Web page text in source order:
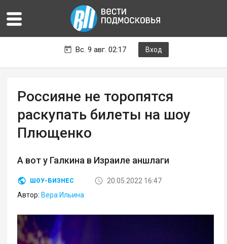
Вс. 9 авг. 02:17 Вход
Россияне не торопятся
раскупать билеты на шоу
Плющенко
А вот у Галкина в Израиле аншлаги
ШОУ-БИЗНЕС
20.05.2022 16:47
Автор: Вера Ильина